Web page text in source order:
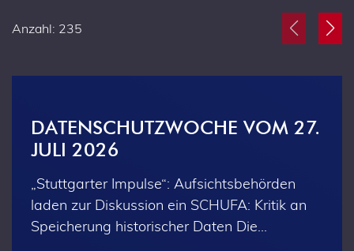
Anzahl: 235
DATENSCHUTZWOCHE VOM 27.
JULI 2026
„Stuttgarter Impulse“: Aufsichtsbehörden
laden zur Diskussion ein SCHUFA: Kritik an
Speicherung historischer Daten Die…